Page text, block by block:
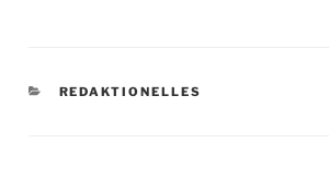
KATEGORIEN
REDAKTIONELLES